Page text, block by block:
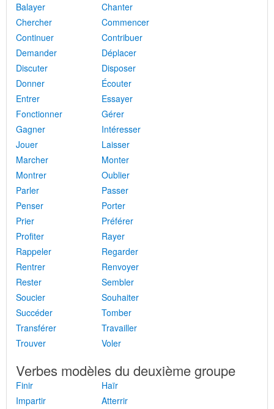
Balayer
Chanter
Chercher
Commencer
Continuer
Contribuer
Demander
Déplacer
Discuter
Disposer
Donner
Écouter
Entrer
Essayer
Fonctionner
Gérer
Gagner
Intéresser
Jouer
Laisser
Marcher
Monter
Montrer
Oublier
Parler
Passer
Penser
Porter
Prier
Préférer
Profiter
Rayer
Rappeler
Regarder
Rentrer
Renvoyer
Rester
Sembler
Soucier
Souhaiter
Succéder
Tomber
Transférer
Travailler
Trouver
Voler
Verbes modèles du deuxième groupe
Finir
Haïr
Impartir
Atterrir